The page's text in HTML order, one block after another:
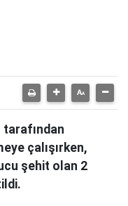
tarafından
çalışırken,
şehit olan 2